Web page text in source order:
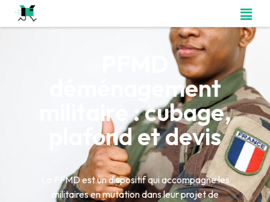
déménagement
militaire : cubage,
plafond et devis
La PFMD est un dispositif qui accompagne les
militaires en mutation dans leur projet de